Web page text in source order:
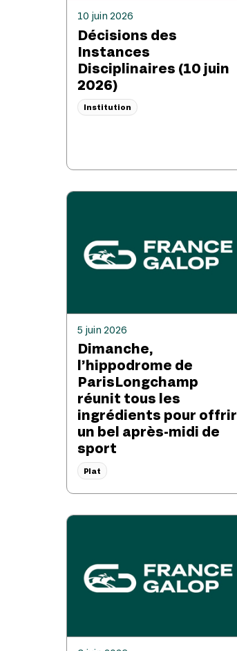
10 juin 2026
Décisions des
Instances
Disciplinaires (10 juin
2026)
Institution
5 juin 2026
Dimanche,
l’hippodrome de
ParisLongchamp
réunit tous les
ingrédients pour offrir
un bel après-midi de
sport
Plat